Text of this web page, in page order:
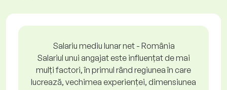
Salariu mediu lunar net - România
Salariul unui angajat este influențat de mai
mulți factori, în primul rând regiunea în care
lucrează, vechimea experienței, dimensiunea